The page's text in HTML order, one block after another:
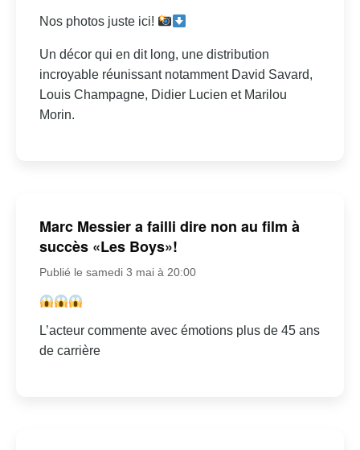
Nos photos juste ici!
Un décor qui en dit long, une distribution
incroyable réunissant notamment David Savard,
Louis Champagne, Didier Lucien et Marilou
Morin.
Marc Messier a failli dire non au film à
succès «Les Boys»!
Publié le samedi 3 mai à 20:00
L’acteur commente avec émotions plus de 45 ans
de carrière